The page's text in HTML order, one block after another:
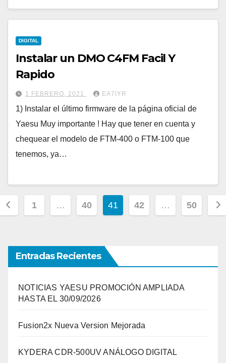
DIGITAL
Instalar un DMO C4FM Facil Y
Rapido
1 FEBRERO, 2021 EA7IYR
1) Instalar el último firmware de la página oficial de
Yaesu Muy importante ! Hay que tener en cuenta y
chequear el modelo de FTM-400 o FTM-100 que
tenemos, ya…
1 … 40 41 42 … 50
Entradas Recientes
NOTICIAS YAESU PROMOCIÓN AMPLIADA
HASTA EL 30/09/2026
Fusion2x Nueva Version Mejorada
KYDERA CDR-500UV ANÁLOGO DIGITAL